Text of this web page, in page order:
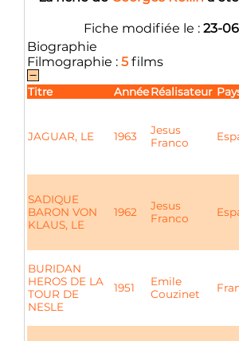
Fiche modifiée le : 23-
Biographie
Filmographie : 5 films
Titre AnnéeRéalisateur
JAGUAR, LE 1963
Jesus
Franco
SADIQUE
BARON VON
KLAUS, LE
1962
Jesus
Franco
BURIDAN
HEROS DE LA
TOUR DE
NESLE
1951
Emile
Couzinet